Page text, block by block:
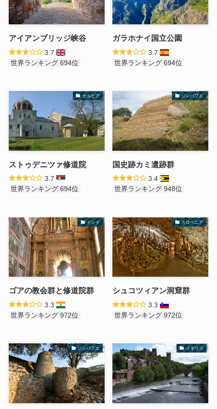
アイアンブリッジ峡谷
3.7
世界ランキング 694位
ガラホナイ国立公園
3.7
世界ランキング 694位
セルビア
ストゥデニツァ修道院
3.7
世界ランキング 694位
ジンバブエ
国史跡カミ遺跡群
3.4
世界ランキング 948位
インド
ゴアの教会群と修道院群
3.3
世界ランキング 972位
スロベニア
シュコツィアン洞窟群
3.3
世界ランキング 972位
ジンバブエ イギリス